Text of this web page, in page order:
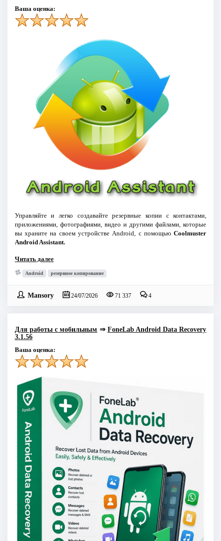
Ваша оценка:
Управляйте и легко создавайте резервные копии с контактами,
приложениями, фотографиями, видео и другими файлами, которые
вы храните на своем устройстве Android, с помощьюCoolmuster
Android Assistant.
Читать далее
Android резервное копирование
Mansory 24/07/2026 71 337 4
Для работы с мобильным ⇒ FoneLab Android Data Recovery
3.1.56
Ваша оценка: